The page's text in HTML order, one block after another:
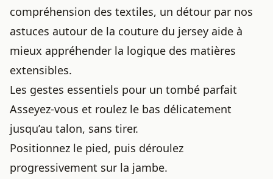
compréhension des textiles, un détour par nos
astuces autour de la couture du jersey aide à
mieux appréhender la logique des matières
extensibles.
Les gestes essentiels pour un tombé parfait
Asseyez-vous et roulez le bas délicatement
jusqu’au talon, sans tirer.
Positionnez le pied, puis déroulez
progressivement sur la jambe.